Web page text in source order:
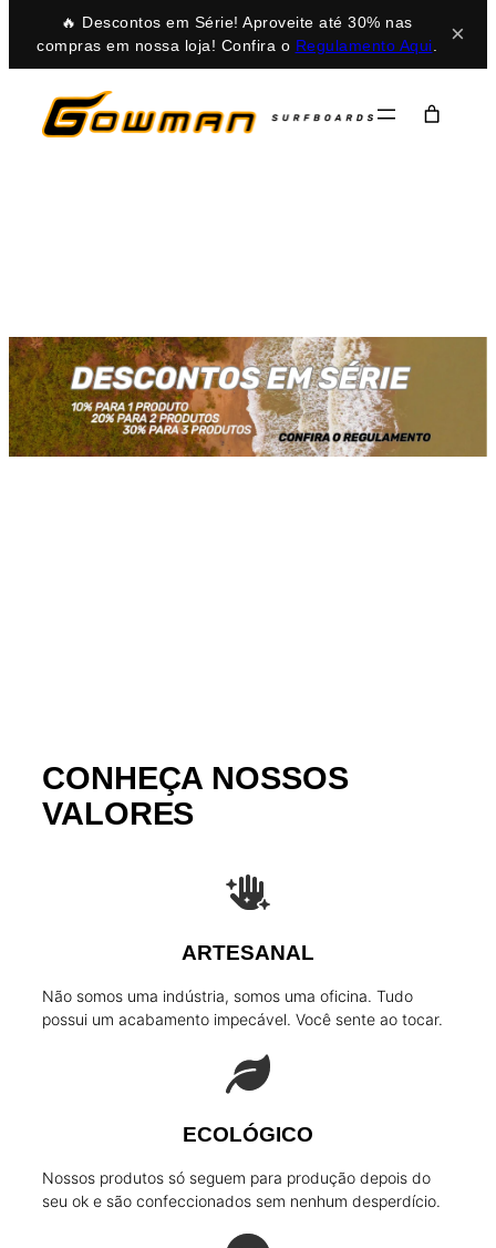
🔥 Descontos em Série! Aproveite até 30% nas
compras em nossa loja! Confira o Regulamento Aqui ×
Prepare-se para uma nova experiência ao
surfar numa de nossas pranchas!
CONHEÇA NOSSOS
VALORES
ARTESANAL
Não somos uma indústria, somos uma oficina. Tudo
possui um acabamento impecável. Você sente ao tocar.
ECOLÓGICO
Nossos produtos só seguem para produção depois do
seu ok e são confeccionados sem nenhum desperdício.